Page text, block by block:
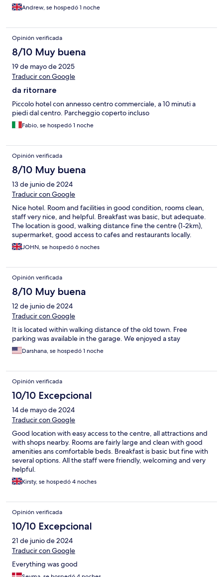
Andrew, se hospedó 1 noche
Opinión verificada
8/10 Muy buena
19 de mayo de 2025
Traducir con Google
da ritornare
Piccolo hotel con annesso centro commerciale, a 10 minuti a
piedi dal centro. Parcheggio coperto incluso
Fabio, se hospedó 1 noche
Opinión verificada
8/10 Muy buena
13 de junio de 2024
Traducir con Google
Nice hotel. Room and facilities in good condition, rooms clean,
staff very nice, and helpful. Breakfast was basic, but adequate.
The location is good, walking distance fine the centre (1-2km),
supermarket, good access to cafes and restaurants locally.
JOHN, se hospedó 6 noches
Opinión verificada
8/10 Muy buena
12 de junio de 2024
Traducir con Google
It is located within walking distance of the old town. Free
parking was available in the garage. We enjoyed a stay
Darshana, se hospedó 1 noche
Opinión verificada
10/10 Excepcional
14 de mayo de 2024
Traducir con Google
Good location with easy access to the centre, all attractions and
with shops nearby. Rooms are fairly large and clean with good
amenities ans comfortable beds. Breakfast is basic but fine with
several options. All the staff were friendly, welcoming and very
helpful.
Kirsty, se hospedó 4 noches
Opinión verificada
10/10 Excepcional
21 de junio de 2024
Traducir con Google
Everything was good